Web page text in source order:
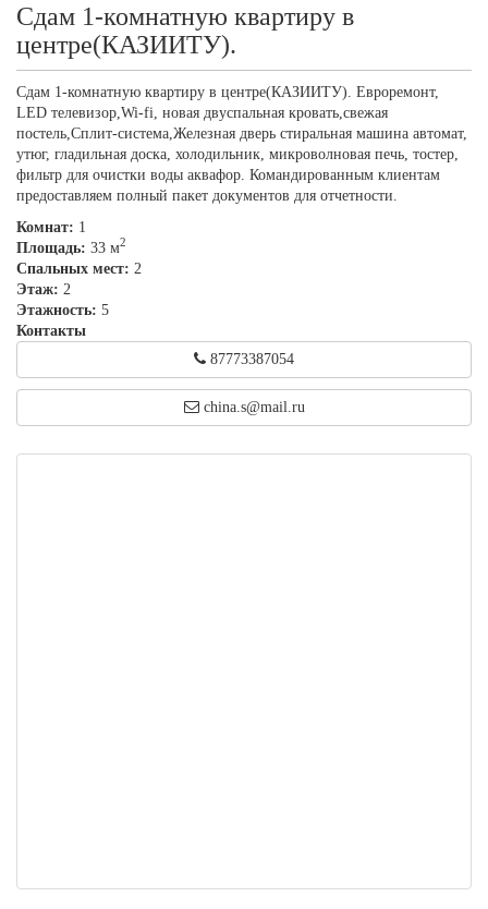
Сдам 1-комнатную квартиру в
центре(КАЗИИТУ).
Сдам 1-комнатную квартиру в центре(КАЗИИТУ). Евроремонт,
LED телевизор,Wi-fi, новая двуспальная кровать,свежая
постель,Сплит-система,Железная дверь стиральная машина автомат,
утюг, гладильная доска, холодильник, микроволновая печь, тостер,
фильтр для очистки воды аквафор. Командированным клиентам
предоставляем полный пакет документов для отчетности.
Комнат: 1
Площадь: 33 м2
Спальных мест: 2
Этаж: 2
Этажность: 5
Контакты
87773387054
china.s@mail.ru